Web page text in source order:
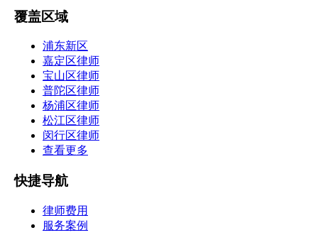
覆盖区域
浦东新区
嘉定区律师
宝山区律师
普陀区律师
杨浦区律师
松江区律师
闵行区律师
查看更多
快捷导航
律师费用
服务案例